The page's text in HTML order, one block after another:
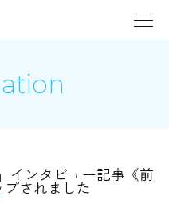
されました